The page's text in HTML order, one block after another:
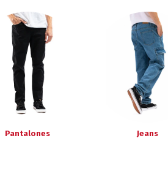
Pantalones Jeans